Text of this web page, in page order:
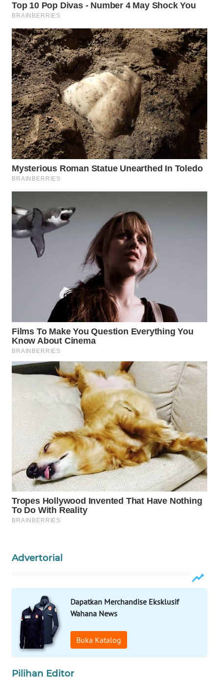
Advertorial
Dapatkan Merchandise Eksklusif
Wahana News
Buka Katalog
Pilihan Editor
LABUANBAJO
WN
BORNEO
Wahana
Media
Group
WAHANA
NEWS
WAHANA
TANI
WAHANA
WAHANA
INFRASTRUKTUR
WAHANA
KONSUMEN
WAHANA
TRAVEL
TV
WAHANANEWS
ID
WAHANANEWS
CO ID
WAHANANEWS
NET
WAHANA
SPORT
WAHANA
PERSONA
WAHANA
OTOMOTIF